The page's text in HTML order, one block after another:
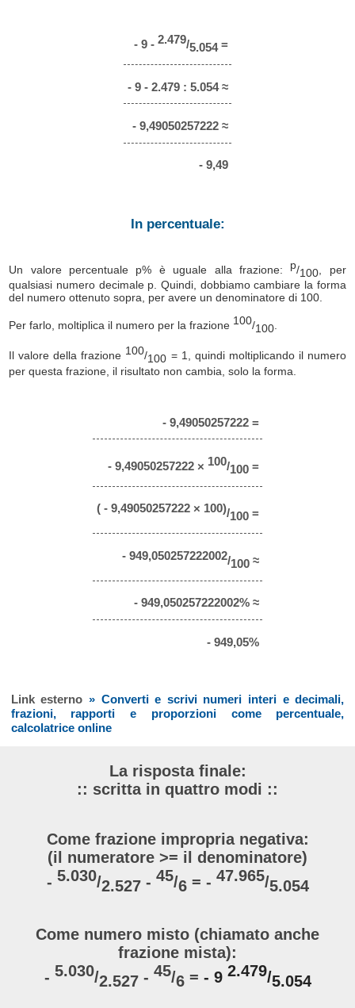
- 9 - 2.479/5.054 =
- 9 - 2.479 : 5.054 ≈
- 9,49050257222 ≈
- 9,49
In percentuale:
Un valore percentuale p% è uguale alla frazione: p/100 , per
qualsiasi numero decimale p. Quindi, dobbiamo cambiare la forma
del numero ottenuto sopra, per avere un denominatore di 100.
Per farlo, moltiplica il numero per la frazione 100/100
Il valore della frazione 100/100 = 1, quindi moltiplicando il numero
per questa frazione, il risultato non cambia, solo la forma.
- 9,49050257222 =
- 9,49050257222 × 100/100=
( - 9,49050257222 × 100)/100=
- 949,050257222002/100≈
- 949,050257222002% ≈
- 949,05%
Link esterno » Converti e scrivi numeri interi e decimali,
frazioni, rapporti e proporzioni come percentuale,
calcolatrice online
La risposta finale:
:: scritta in quattro modi ::
Come frazione impropria negativa:
(il numeratore >= il denominatore)
- 5.030/2.527- 45/6 = - 47.965/5.054
Come numero misto (chiamato anche
frazione mista):
- 5.030/2.527- 45/6 = - 9 2.479/5.054